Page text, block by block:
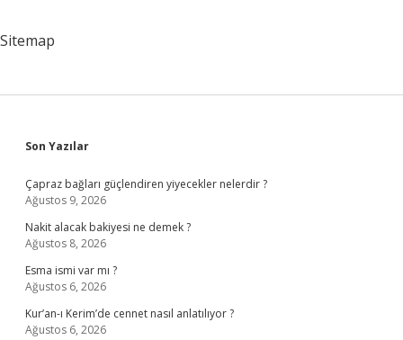
Sitemap
Sidebar
Son Yazılar
Çapraz bağları güçlendiren yiyecekler nelerdir ?
Ağustos 9, 2026
Nakit alacak bakiyesi ne demek ?
Ağustos 8, 2026
Esma ismi var mı ?
Ağustos 6, 2026
Kur’an-ı Kerim’de cennet nasıl anlatılıyor ?
Ağustos 6, 2026